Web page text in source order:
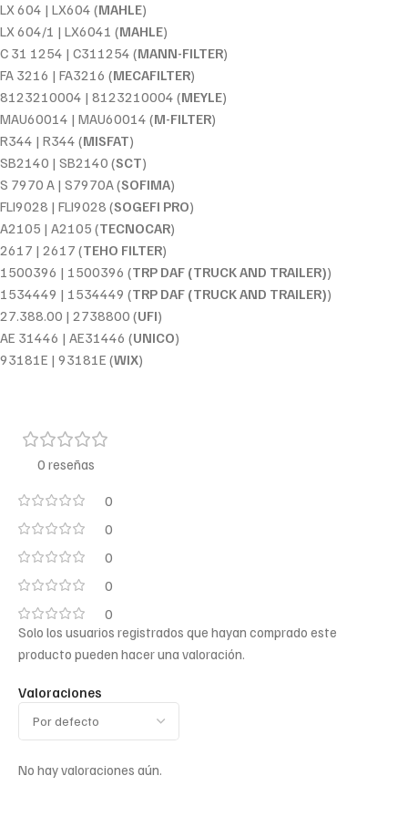
LX 604 | LX604 (MAHLE)
LX 604/1 | LX6041 (MAHLE)
C 31 1254 | C311254 (MANN-FILTER)
FA 3216 | FA3216 (MECAFILTER)
8123210004 | 8123210004 (MEYLE)
MAU60014 | MAU60014 (M-FILTER)
R344 | R344 (MISFAT)
SB2140 | SB2140 (SCT)
S 7970 A | S7970A (SOFIMA)
FLI9028 | FLI9028 (SOGEFI PRO)
A2105 | A2105 (TECNOCAR)
2617 | 2617 (TEHO FILTER)
1500396 | 1500396 (TRP DAF (TRUCK AND TRAILER))
1534449 | 1534449 (TRP DAF (TRUCK AND TRAILER))
27.388.00 | 2738800 (UFI)
AE 31446 | AE31446 (UNICO)
93181E | 93181E (WIX)
0 reseñas
0
0
0
0
0
Valoraciones
No hay valoraciones aún.
Solo los usuarios registrados que hayan comprado este
producto pueden hacer una valoración.